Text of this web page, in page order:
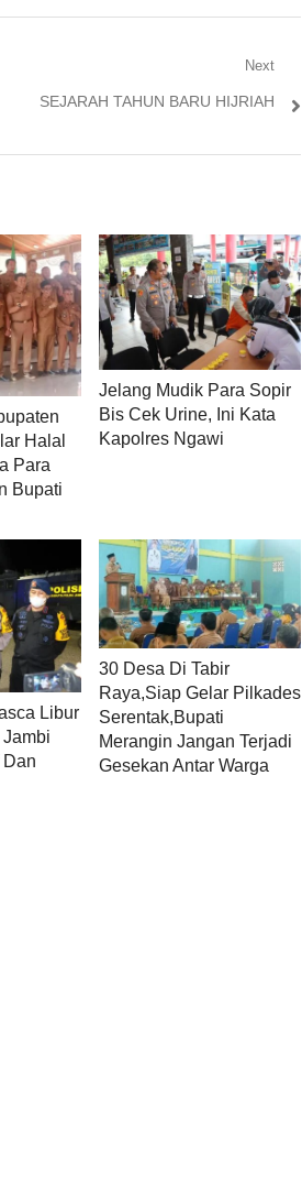
Next
Next
SEJARAH TAHUN BARU HIJRIAH
Halal
Para
Bupati
Jelang Mudik Para Sopir
Bis Cek Urine, Ini Kata
Kapolres Ngawi
Libur
30 Desa Di Tabir
Raya,Siap Gelar Pilkades
Serentak,Bupati
Merangin Jangan Terjadi
Gesekan Antar Warga